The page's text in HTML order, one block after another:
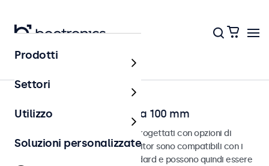
Home
Touchscreen con VESA da 100 mm
Touchscreen VESA da 100 mm progettati con opzioni di
montaggio versatili. Questi monitor sono compatibili con i
sistemi di montaggio VESA standard e possono quindi essere
Prodotti
Settori
Utilizzo
Soluzioni personalizzate